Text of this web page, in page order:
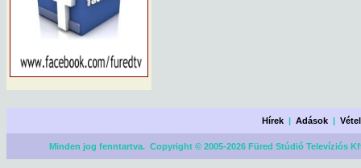
Hírek |Adások |
Minden jog fenntartva. Copyright © 2005-2026 Füred Stúdió Televíziós